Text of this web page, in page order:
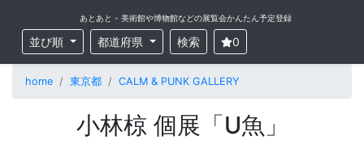
あとあと - 美術館や博物館などの展覧会かんたん予定登録
並び順 都道府県 検索 0
home 東京都 CALM & PUNK GALLERY
小林椋 個展「U魚」